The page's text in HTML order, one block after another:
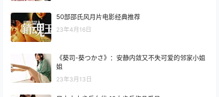
50部邵氏风月片电影经典推荐
23年4月16日
《葵司-葵つかさ》：安静内敛又不失可爱的邻家小姐
姐
23年3月13日